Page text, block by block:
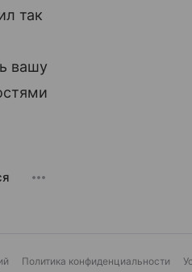
так
вашу
Политика конфиденциальности